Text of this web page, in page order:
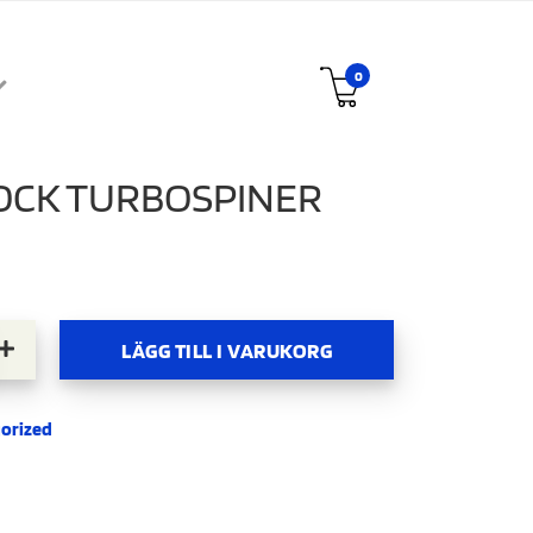
0
TURBOSPINER
mängdLÄGG TILL I VARUKORG